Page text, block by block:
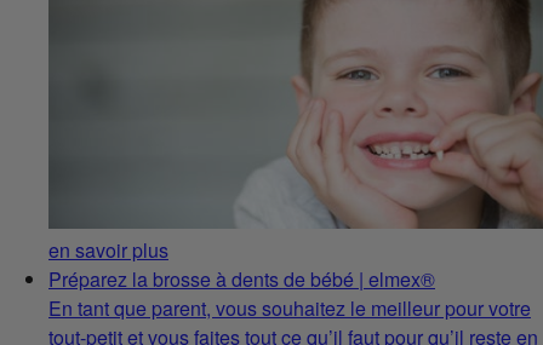
en savoir plus
Préparez la brosse à dents de bébé | elmex®
En tant que parent, vous souhaitez le meilleur pour votre
tout-petit et vous faites tout ce qu’il faut pour qu’il reste en